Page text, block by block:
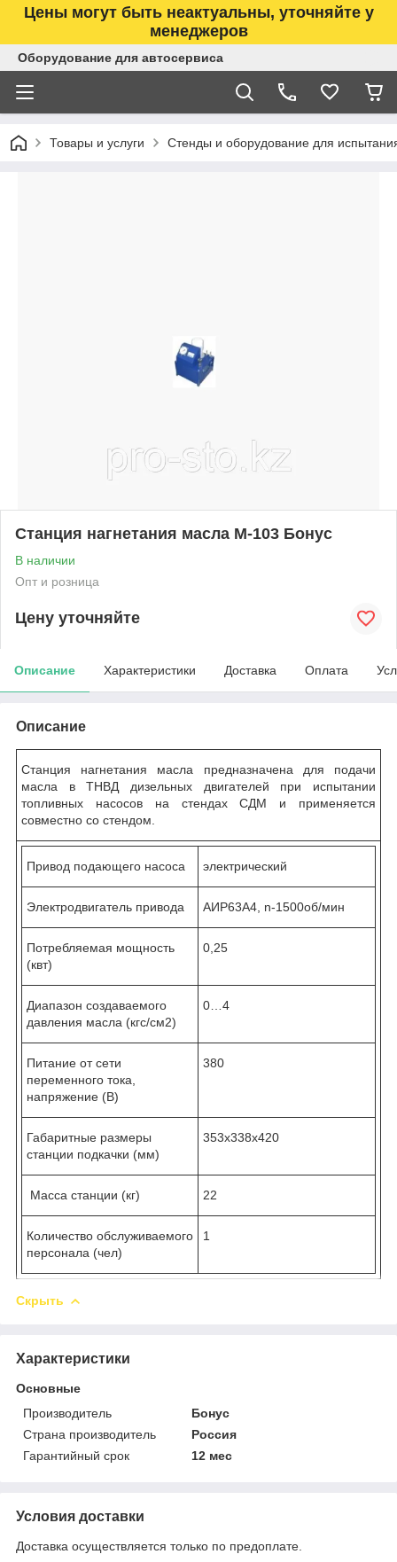
Цены могут быть неактуальны, уточняйте у
менеджеров
Оборудование для автосервиса
Товары и услуги Стенды и оборудование для
Станция нагнетания масла М-103 Бонус
В наличии
Опт и розница
Цену уточняйте
Описание Характеристики Доставка Оплата
Описание
Станция нагнетания масла предназначена для подачи
масла в ТНВД дизельных двигателей при испытании
топливных насосов на стендах СДМ и применяется
совместно со стендом.
Привод подающего насоса электрический
Электродвигатель привода АИР63А4, n-1500об/мин
Потребляемая мощность
(квт)
0,25
Диапазон создаваемого
давления масла (кгс/см2)
0…4
Питание от сети
переменного тока,
напряжение (В)
380
Габаритные размеры
станции подкачки (мм)
353х338х420
Масса станции (кг) 22
Количество обслуживаемого
персонала (чел)
1
Скрыть
Характеристики
Основные
Производитель
Бонус
Страна производитель
Россия
Гарантийный срок
12 мес
Условия доставки
Доставка осуществляется только по предоплате.